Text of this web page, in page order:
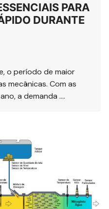
PARA
DURANTE
o período de maior
mecânicas. Com as
a demanda ….